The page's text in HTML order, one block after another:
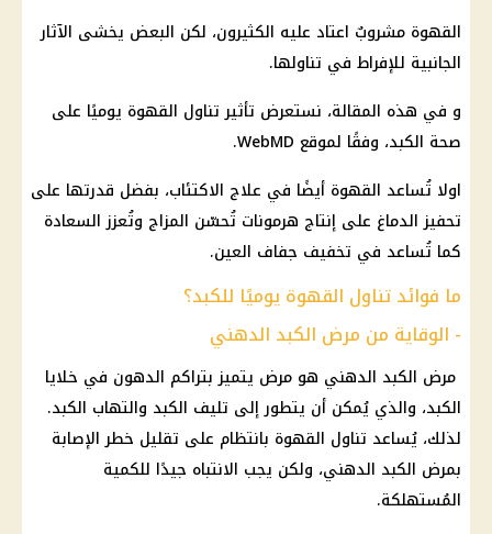
القهوة مشروبٌ اعتاد عليه الكثيرون، لكن البعض يخشى الآثار
الجانبية للإفراط في تناولها.
و في هذه المقالة، نستعرض تأثير تناول القهوة يوميًا على
صحة الكبد، وفقًا لموقع WebMD.
اولا تُساعد القهوة أيضًا في علاج الاكتئاب، بفضل قدرتها على
تحفيز الدماغ على إنتاج هرمونات تُحسّن المزاج وتُعزز السعادة
كما تُساعد في تخفيف جفاف العين.
ما فوائد تناول القهوة يوميًا للكبد؟
- الوقاية من مرض الكبد الدهني
مرض الكبد الدهني هو مرض يتميز بتراكم الدهون في خلايا
الكبد، والذي يُمكن أن يتطور إلى تليف الكبد والتهاب الكبد.
لذلك، يُساعد تناول القهوة بانتظام على تقليل خطر الإصابة
بمرض الكبد الدهني، ولكن يجب الانتباه جيدًا للكمية
المُستهلكة.